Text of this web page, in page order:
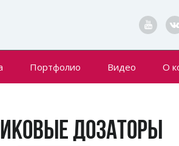
Портфолио Видео О
Дозаторы